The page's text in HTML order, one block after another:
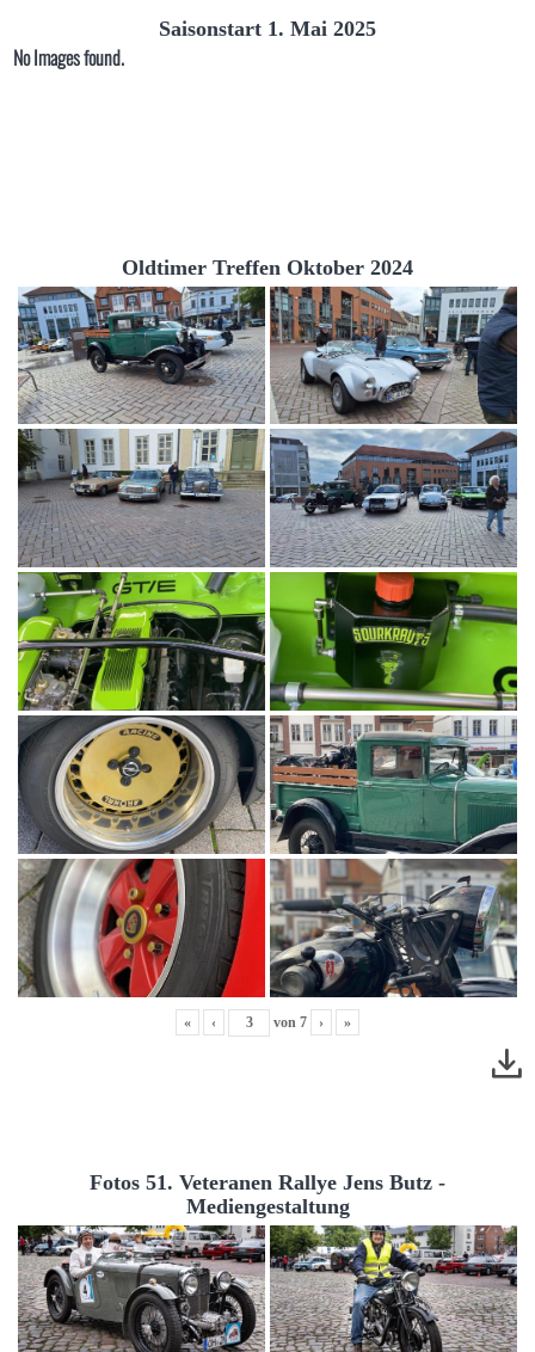
Saisonstart 1. Mai 2025
No Images found.
Oldtimer Treffen Oktober 2024
« ‹ von 7 › »
Fotos 51. Veteranen Rallye Jens Butz -
Mediengestaltung